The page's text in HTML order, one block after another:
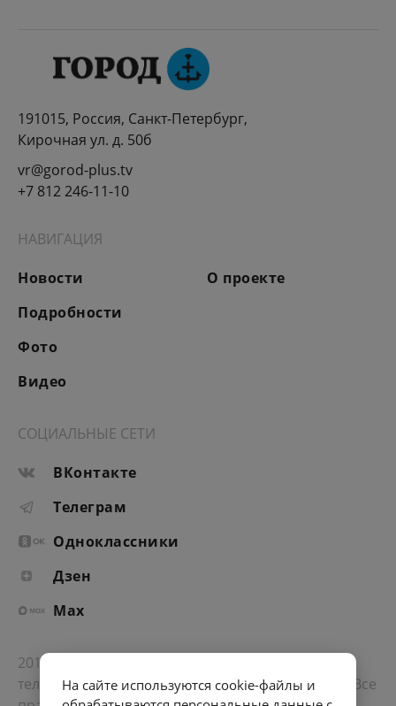
191015, Россия, Санкт-Петербург,
Кирочная ул. д. 50б
vr@gorod-plus.tv
+7 812 246-11-10
НАВИГАЦИЯ
Новости
Подробности
Фото
Видео
О проекте
СОЦИАЛЬНЫЕ СЕТИ
ВКонтакте
Телеграм
Одноклассники
Дзен
Max
2012-2026 © Портал «Электронное интернет-
телевидение правительства Санкт-Петербурга». Все
На сайте используются cookie-файлы и